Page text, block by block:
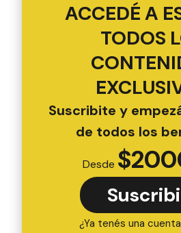
ACCEDÉ A
TODOS
Suscribite y
de todos los
Desde $
¿Ya tenés una